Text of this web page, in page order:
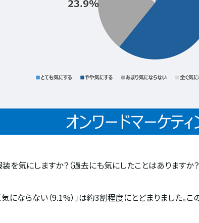
装を気にしますか？（過去にも気にしたことはありますか
気にならない（9.1%）」は約3割程度にとどまりました。こ